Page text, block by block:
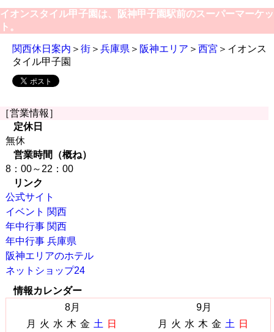
イオンスタイル甲子園は、阪神甲子園駅前のスーパーマーケッ
ト。
関西休日案内 ＞ 街 ＞ 兵庫県 ＞ 阪神エリア ＞ 西宮 ＞イオンス
タイル甲子園
［営業情報］
定休日
無休
営業時間（概ね）
8：00～22：00
リンク
公式サイト
イベント 関西
年中行事 関西
年中行事 兵庫県
阪神エリアのホテル
ネットショップ24
情報カレンダー
8月
月
火 水 木 金 土
日
9月
月
火 水 木 金 土
日